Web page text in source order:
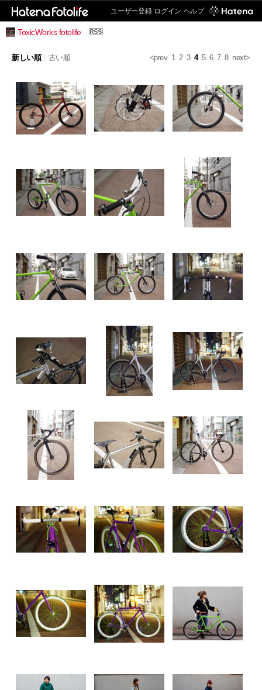
ユーザー登録 ログイン ヘルプ
ToxicWorks fotolife
<prev 1 2 3 4 5 6 7 8 next>
新しい順 古い順